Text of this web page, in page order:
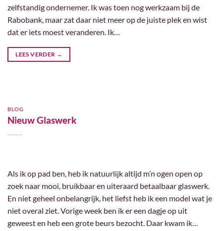
zelfstandig ondernemer. Ik was toen nog werkzaam bij de
Rabobank, maar zat daar niet meer op de juiste plek en wist
dat er iets moest veranderen. Ik…
LEES VERDER →
BLOG
Nieuw Glaswerk
Als ik op pad ben, heb ik natuurlijk altijd m’n ogen open op
zoek naar mooi, bruikbaar en uiteraard betaalbaar glaswerk.
En niet geheel onbelangrijk, het liefst heb ik een model wat je
niet overal ziet. Vorige week ben ik er een dagje op uit
geweest en heb een grote beurs bezocht. Daar kwam ik…